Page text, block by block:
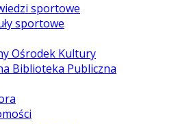
sportowe
sportowe
Ośrodek Kultury
Biblioteka Publiczna